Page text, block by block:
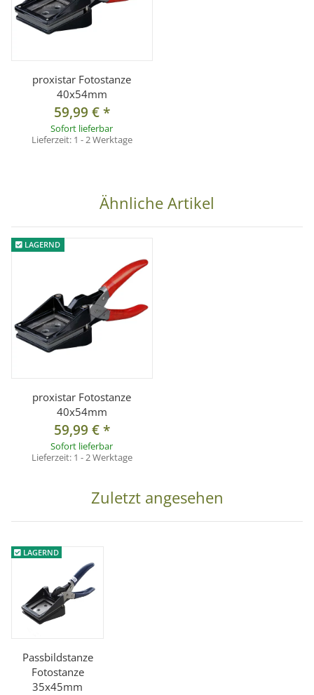
proxistar Fotostanze
40x54mm
59,99 €*
Sofort lieferbar
Lieferzeit: 1 - 2 Werktage
Ähnliche Artikel
LAGERND
proxistar Fotostanze
40x54mm
59,99 €*
Sofort lieferbar
Lieferzeit: 1 - 2 Werktage
Zuletzt angesehen
LAGERND
Passbildstanze
Fotostanze
35x45mm